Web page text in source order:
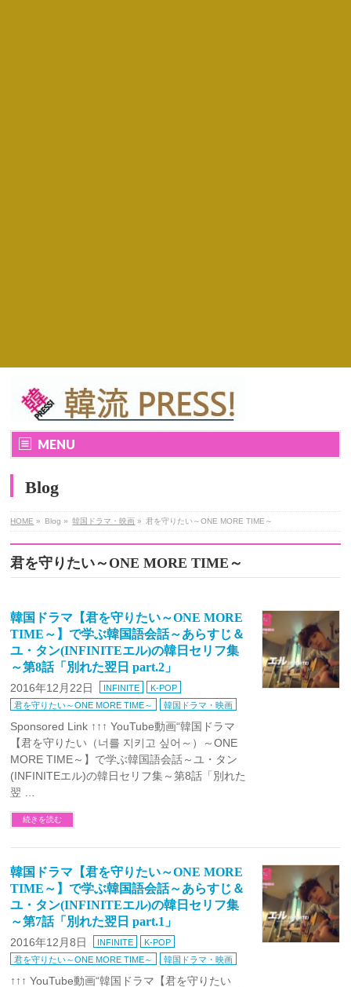
MENU
Blog
HOME » Blog » 韓国ドラマ・映画 » 君を守りたい～ONE MORE TIME～
君を守りたい～ONE MORE TIME～
韓国ドラマ【君を守りたい～ONE MORE
TIME～】で学ぶ韓国語会話～あらすじ＆
ユ・タン(INFINITEエル)の韓日セリフ集
～第8話「別れた翌日 part.2」
2016年12月22日 INFINITE
K-POP
君を守りたい～ONE MORE TIME～
韓国ドラマ・映画
Sponsored Link ↑↑↑ YouTube動画“韓国ドラマ
【君を守りたい（너를 지키고 싶어～）～ONE
MORE TIME～】で学ぶ韓国語会話～ユ・タン
(INFINITEエル)の韓日セリフ集～第8話「別れた
翌 …
続きを読む
韓国ドラマ【君を守りたい～ONE MORE
TIME～】で学ぶ韓国語会話～あらすじ＆
ユ・タン(INFINITEエル)の韓日セリフ集
～第7話「別れた翌日 part.1」
2016年12月8日 INFINITE
K-POP
君を守りたい～ONE MORE TIME～
韓国ドラマ・映画
↑↑↑ YouTube動画“韓国ドラマ【君を守りたい